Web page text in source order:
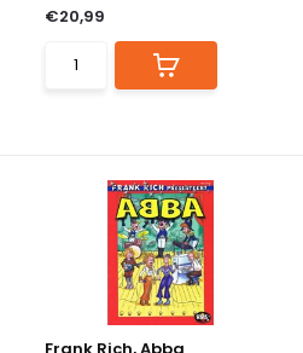
€20,99